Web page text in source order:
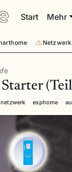
Start Mehr
Netzwerk
netzwerk esphome